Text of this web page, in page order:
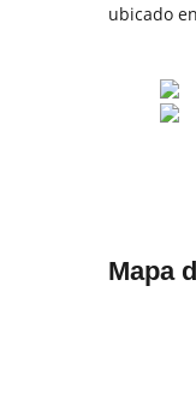
ubicado
Mapa